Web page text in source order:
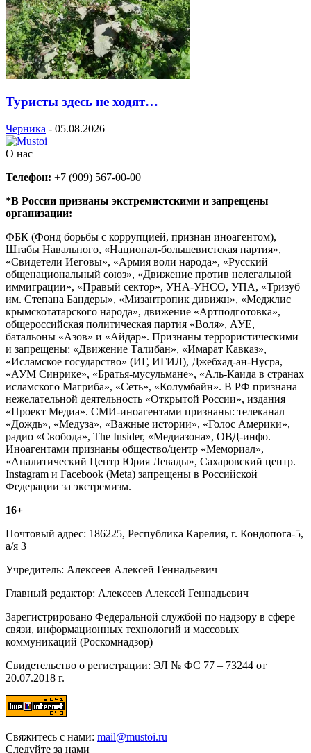
Туристы здесь не ходят…
Черника - 05.08.2026
О нас
Телефон: +7 (909) 567-00-00
*В России признаны экстремистскими и запрещены
организации:
ФБК (Фонд борьбы с коррупцией, признан иноагентом),
Штабы Навального, «Национал-большевистская партия»,
«Свидетели Иеговы», «Армия воли народа», «Русский
общенациональный союз», «Движение против нелегальной
иммиграции», «Правый сектор», УНА-УНСО, УПА, «Тризуб
им. Степана Бандеры», «Мизантропик дивижн», «Меджлис
крымскотатарского народа», движение «Артподготовка»,
общероссийская политическая партия «Воля», АУЕ,
батальоны «Азов» и «Айдар». Признаны террористическими
и запрещены: «Движение Талибан», «Имарат Кавказ»,
«Исламское государство» (ИГ, ИГИЛ), Джебхад-ан-Нусра,
«АУМ Синрике», «Братья-мусульмане», «Аль-Каида в странах
исламского Магриба», «Сеть», «Колумбайн». В РФ признана
нежелательной деятельность «Открытой России», издания
«Проект Медиа». СМИ-иноагентами признаны: телеканал
«Дождь», «Медуза», «Важные истории», «Голос Америки»,
радио «Свобода», The Insider, «Медиазона», ОВД-инфо.
Иноагентами признаны общество/центр «Мемориал»,
«Аналитический Центр Юрия Левады», Сахаровский центр.
Instagram и Facebook (Metа) запрещены в Российской
Федерации за экстремизм.
16+
Почтовый адрес: 186225, Республика Карелия, г. Кондопога-5,
а/я 3
Учредитель: Алексеев Алексей Геннадьевич
Главный редактор: Алексеев Алексей Геннадьевич
Зарегистрировано Федеральной службой по надзору в сфере
связи, информационных технологий и массовых
коммуникаций (Роскомнадзор)
Свидетельство о регистрации: ЭЛ № ФС 77 – 73244 от
20.07.2018 г.
Свяжитесь с нами: mail@mustoi.ru
Следуйте за нами